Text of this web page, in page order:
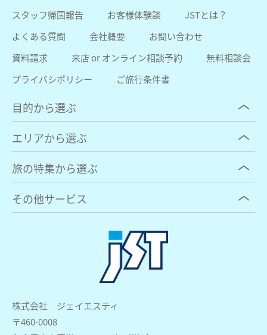
株式会社 ジェイエスティ
〒460-0008
スタッフ帰国報告
お客様体験談
JSTとは？
よくある質問
会社概要
お問い合わせ
資料請求
来店 or オンライン相談予約
無料相談会
プライバシポリシー
ご旅行条件書
目的から選ぶ
エリアから選ぶ
旅の特集から選ぶ
その他サービス